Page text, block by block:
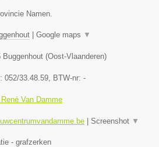
Namen.
| Google maps ▼
Buggenhout (Oost-Vlaanderen)
052/33.48.59 , BTW-nr: -
Van Damme
| Screenshot ▼
- grafzerken